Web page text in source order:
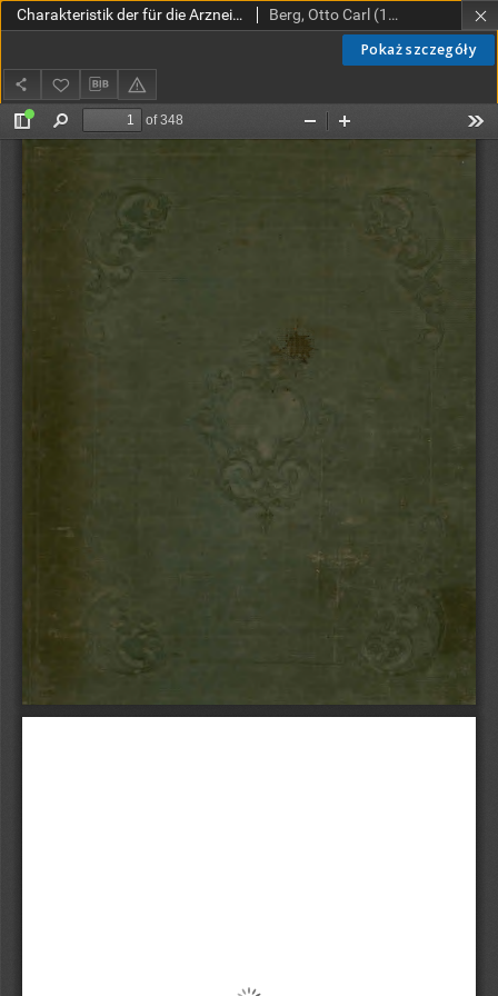
Pokaż szczegóły
Charakteristik der für die Arzneikunde und Technik wichtigsten Pflanzen-Gattungen in illustrationen : auf hundert in Stein gravierten Tafeln nebst erläuterndem Texte oder Atlas zur pharmazeutischen Botanik / von Otto Berg Charakteristik der für die Arzneikunde und Technik wichtigsten Pflanzen-Gattungen in illustrationen : auf hundert in Stein gravierten Tafeln nebst erläuterndem Texte oder Atlas zur pharmazeutischen Botanik / von Otto Berg Berg, Otto Carl (1815-1866)